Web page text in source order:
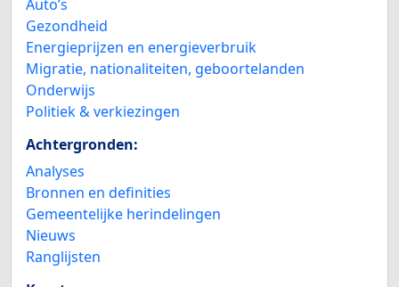
Auto’s
Gezondheid
Energieprijzen en energieverbruik
Migratie, nationaliteiten, geboortelanden
Onderwijs
Politiek & verkiezingen
Achtergronden:
Analyses
Bronnen en definities
Gemeentelijke herindelingen
Nieuws
Ranglijsten